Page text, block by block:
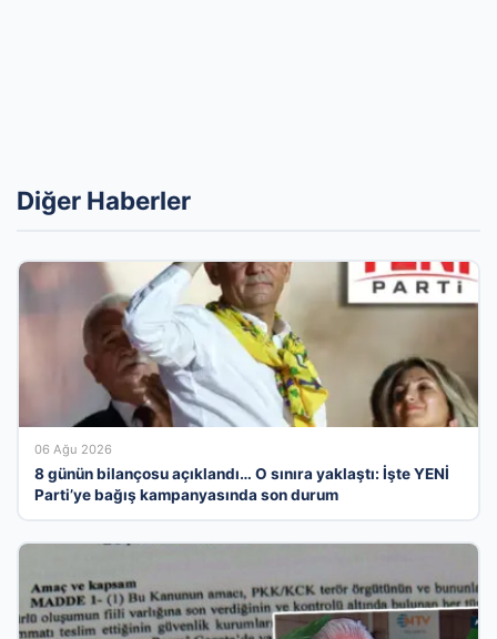
Diğer Haberler
06 Ağu 2026
8 günün bilançosu açıklandı… O sınıra yaklaştı: İşte YENİ
Parti’ye bağış kampanyasında son durum